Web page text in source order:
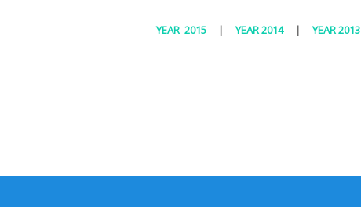
YEAR 2015 |YEAR 2014|YEAR 2013